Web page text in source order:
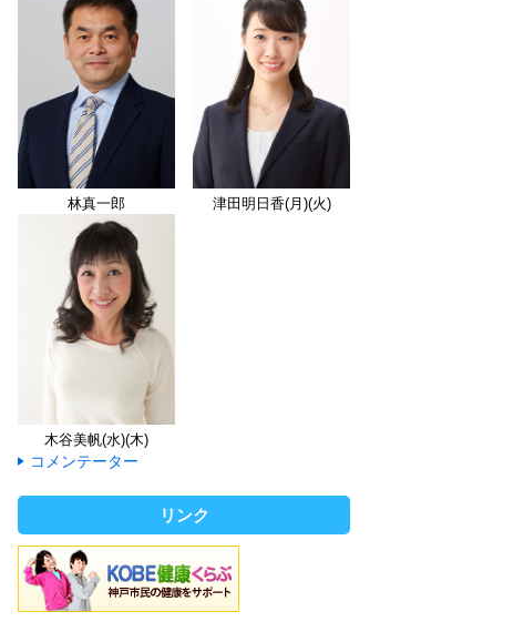
林真一郎 津田明日香(月)(火)
木谷美帆(水)(木)
コメンテーター
リンク